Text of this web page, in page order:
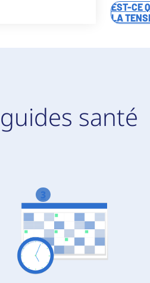
EST-CE
LA
santé
3